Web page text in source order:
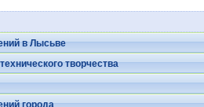
в Лысьве
творчества
города